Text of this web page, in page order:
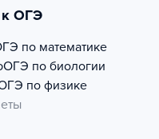
к ОГЭ
по математике
ОГЭ по биологии
по физике